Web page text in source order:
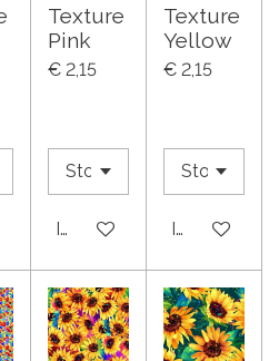
Texture
Pink
€ 2,15
In winkelwagen
Texture
Yellow
€ 2,15
In